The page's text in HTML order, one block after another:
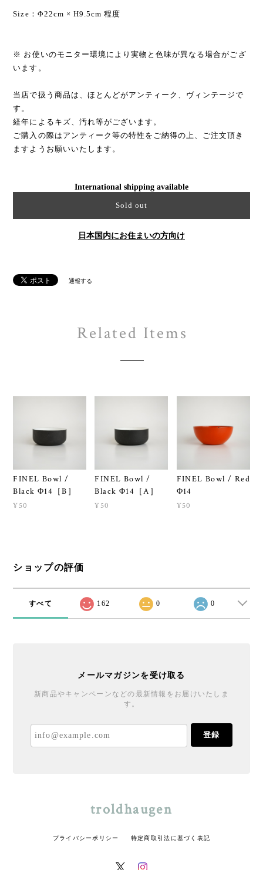
Size：Φ22cm × H9.5cm 程度
※ お使いのモニター環境により実物と色味が異なる場合がござ
います。
当店で扱う商品は、ほとんどがアンティーク、ヴィンテージで
す。
経年によるキズ、汚れ等がございます。
ご購入の際はアンティーク等の特性をご納得の上、ご注文頂き
ますようお願いいたします。
International shipping available
Sold out
日本国内にお住まいの方向け
通報する
Related Items
FINEL Bowl /
Black Φ14［B］
¥50
FINEL Bowl /
Black Φ14［A］
¥50
FINEL Bowl / Red
Φ14
¥50
ショップの評価
すべて 162 0 0
メールマガジンを受け取る
新商品やキャンペーンなどの最新情報をお届けいたしま
す。
登録
troldhaugen
プライバシーポリシー 特定商取引法に基づく表記